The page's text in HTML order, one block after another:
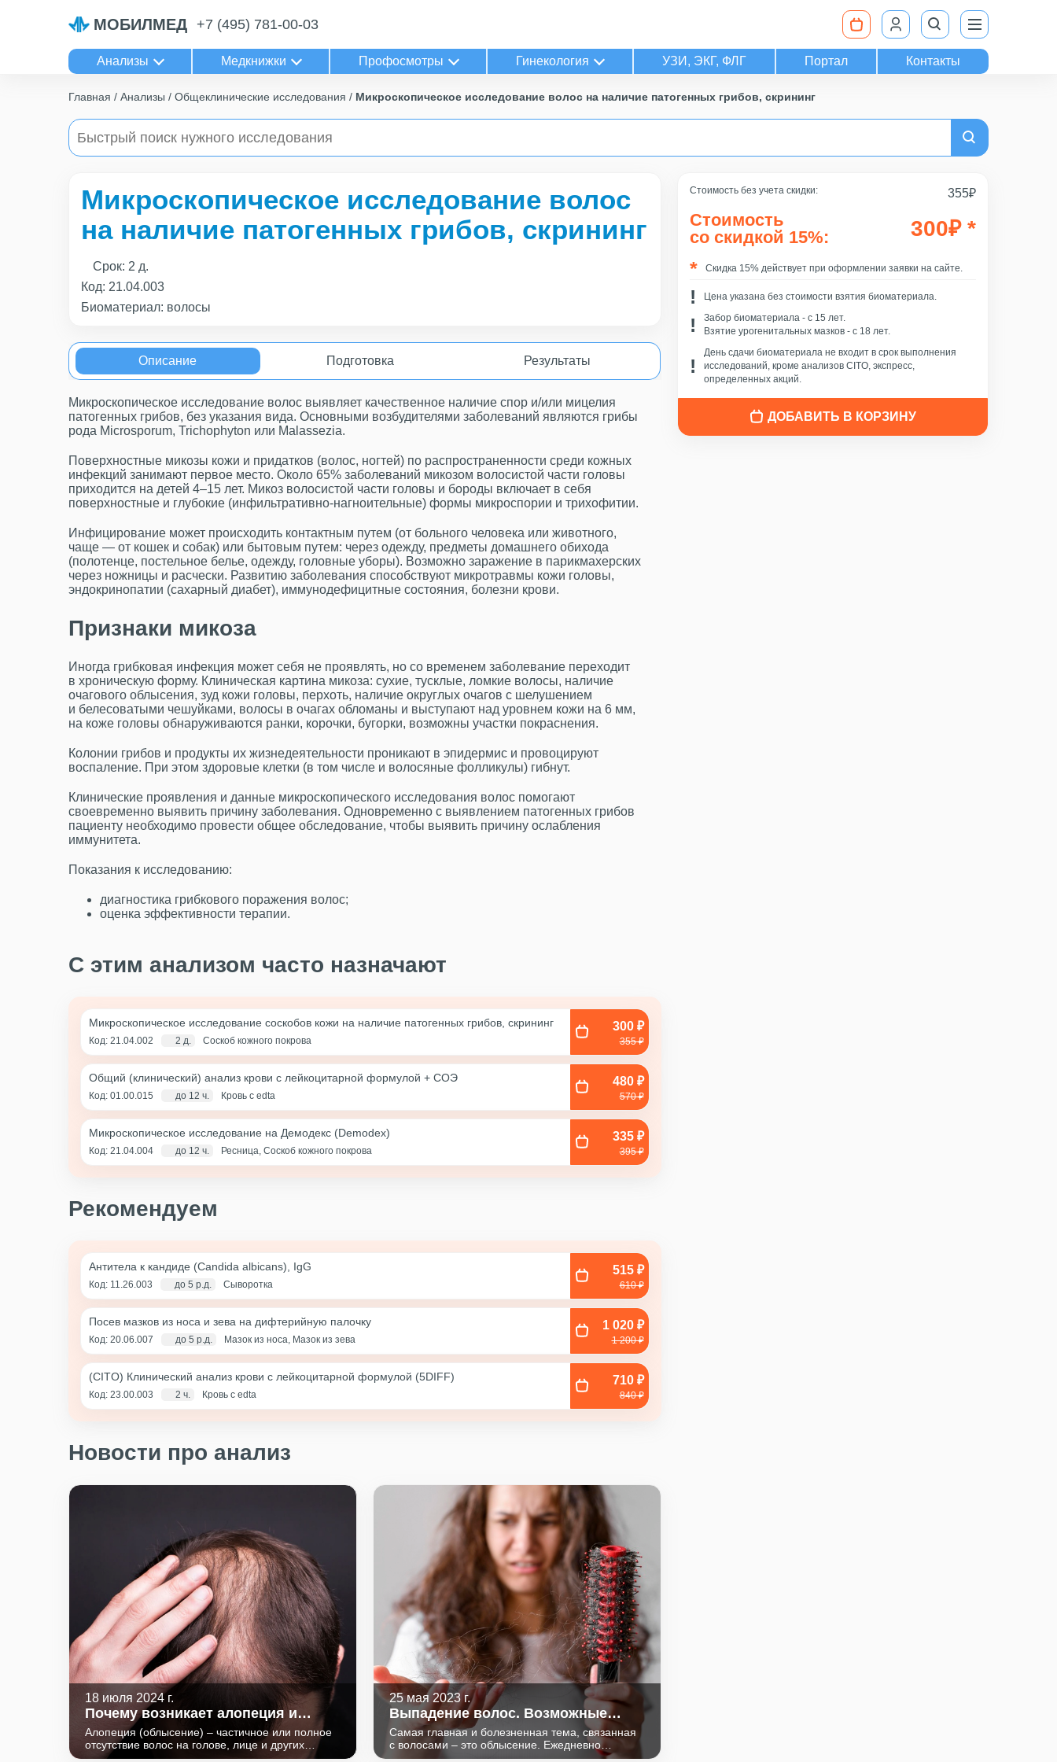
МОБИЛМЕД +7 (495) 781-00-03
Анализы Медкнижки Профосмотры Гинекология УЗИ, ЭКГ, ФЛГ Портал Контакты
Главная Анализы Общеклинические исследования Микроскопическое исследование волос на наличие патогенных грибов, скрининг
Стоимость без учета скидки: 355₽
Стоимость
со скидкой 15%:
300₽ *
Скидка 15% действует при оформлении заявки на сайте.
Цена указана без стоимости взятия биоматериала.
Забор биоматериала - c 15 лет.
Взятие урогенитальных мазков - с 18 лет.
День сдачи биоматериала не входит в срок выполнения
исследований, кроме анализов CITO, экспресс,
определенных акций.
ДОБАВИТЬ В КОРЗИНУ
Микроскопическое исследование волос
на наличие патогенных грибов, скрининг
Срок: 2 д.
Код: 21.04.003
Биоматериал: волосы
Описание Подготовка Результаты
Микроскопическое исследование волос выявляет качественное наличие спор и/или мицелия
патогенных грибов, без указания вида. Основными возбудителями заболеваний являются грибы
рода Microsporum, Trichophyton или Malassezia.
Поверхностные микозы кожи и придатков (волос, ногтей) по распространенности среди кожных
инфекций занимают первое место. Около 65% заболеваний микозом волосистой части головы
приходится на детей 4–15 лет. Микоз волосистой части головы и бороды включает в себя
поверхностные и глубокие (инфильтративно-нагноительные) формы микроспории и трихофитии.
Инфицирование может происходить контактным путем (от больного человека или животного,
чаще — от кошек и собак) или бытовым путем: через одежду, предметы домашнего обихода
(полотенце, постельное белье, одежду, головные уборы). Возможно заражение в парикмахерских
через ножницы и расчески. Развитию заболевания способствуют микротравмы кожи головы,
эндокринопатии (сахарный диабет), иммунодефицитные состояния, болезни крови.
Признаки микоза
Иногда грибковая инфекция может себя не проявлять, но со временем заболевание переходит
в хроническую форму. Клиническая картина микоза: сухие, тусклые, ломкие волосы, наличие
очагового облысения, зуд кожи головы, перхоть, наличие округлых очагов с шелушением
и белесоватыми чешуйками, волосы в очагах обломаны и выступают над уровнем кожи на 6 мм,
на коже головы обнаруживаются ранки, корочки, бугорки, возможны участки покраснения.
Колонии грибов и продукты их жизнедеятельности проникают в эпидермис и провоцируют
воспаление. При этом здоровые клетки (в том числе и волосяные фолликулы) гибнут.
Клинические проявления и данные микроскопического исследования волос помогают
своевременно выявить причину заболевания. Одновременно с выявлением патогенных грибов
пациенту необходимо провести общее обследование, чтобы выявить причину ослабления
иммунитета.
Показания к исследованию:
диагностика грибкового поражения волос;
оценка эффективности терапии.
С этим анализом часто назначают
Микроскопическое исследование соскобов кожи на наличие патогенных грибов, скрининг
Код: 21.04.002 2 д. Соскоб кожного покрова
300 ₽
355 ₽
Общий (клинический) анализ крови с лейкоцитарной формулой + COЭ
Код: 01.00.015 до 12 ч. Кровь с edta
480 ₽
570 ₽
Микроскопическое исследование на Демодекс (Demodex)
Код: 21.04.004 до 12 ч. Ресница, Соскоб кожного покрова
335 ₽
395 ₽
Рекомендуем
Антитела к кандиде (Candida albicans), IgG
Код: 11.26.003 до 5 р.д. Сыворотка
515 ₽
610 ₽
Посев мазков из носа и зева на дифтерийную палочку
Код: 20.06.007 до 5 р.д. Мазок из носа, Мазок из зева
1 020 ₽
1 200 ₽
(CITO) Клинический анализ крови с лейкоцитарной формулой (5DIFF)
Код: 23.00.003 2 ч. Кровь с edta
710 ₽
840 ₽
Новости про анализ
18 июля 2024 г.
Почему возникает алопеция и
можно ли ее предотвратить?
Алопеция (облысение) – частичное или полное
отсутствие волос на голове, лице и других
участках тела. К его развитию приводит потеря
25 мая 2023 г.
Выпадение волос. Возможные
причины.
Самая главная и болезненная тема, связанная
с волосами – это облысение. Ежедневно
человек теряет до 100 волос, потеря большего